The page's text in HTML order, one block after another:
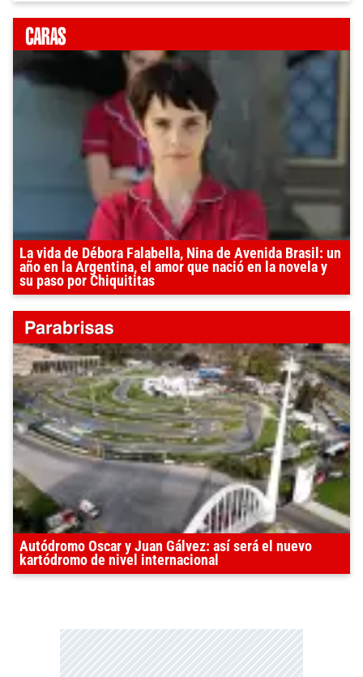
La vida de Débora Falabella, Nina de Avenida Brasil: un
año en la Argentina, el amor que nació en la novela y
su paso por Chiquititas
Autódromo Oscar y Juan Gálvez: así será el nuevo
kartódromo de nivel internacional